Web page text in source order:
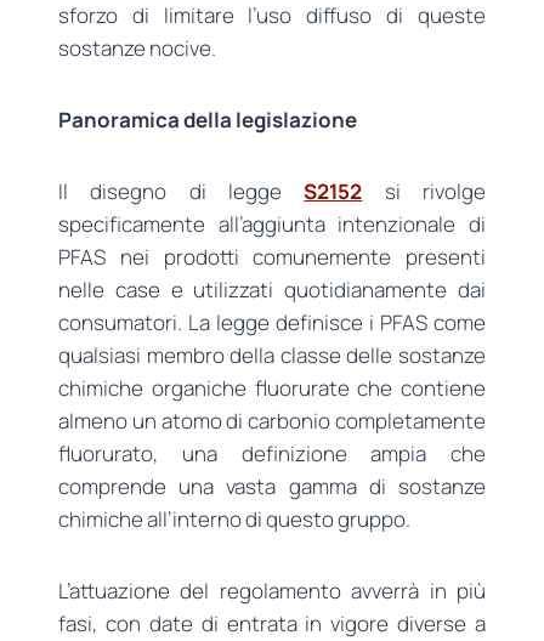
sforzo di limitare l’uso diffuso di queste
sostanze nocive.
Panoramica della legislazione
Il disegno di leggeS2152 si rivolge
specificamente all’aggiunta intenzionale di
PFAS nei prodotti comunemente presenti
nelle case e utilizzati quotidianamente dai
consumatori. La legge definisce i PFAS come
qualsiasi membro della classe delle sostanze
chimiche organiche fluorurate che contiene
almeno un atomo di carbonio completamente
fluorurato, una definizione ampia che
comprende una vasta gamma di sostanze
chimiche all’interno di questo gruppo.
L’attuazione del regolamento avverrà in più
fasi, con date di entrata in vigore diverse a